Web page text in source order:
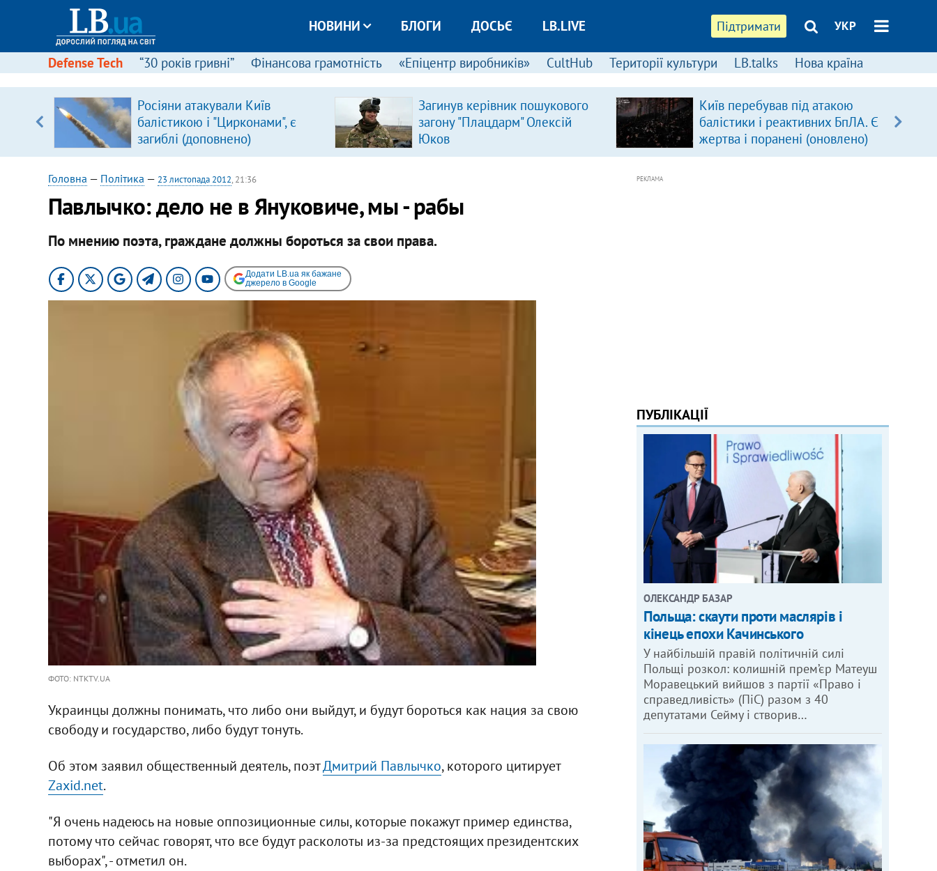
Підтримати УКР
НОВИНИ БЛОГИ ДОСЬЄ LB.LIVE
Defense Tech “30 років гривні” Фінансова грамотність «Епіцентр виробників» CultHub Території культури LB.talks Нова країна
Росіяни атакували Київ
балістикою і "Цирконами", є
загиблі (доповнено)
Загинув керівник пошукового
загону "Плацдарм" Олексій
Юков
Київ перебував під атакою
балістики і реактивних БпЛА. Є
жертва і поранені (оновлено)
Головна — Політика — 23 листопада 2012, 21:36
Павлычко: дело не в Януковиче, мы - рабы
По мнению поэта, граждане должны бороться за свои права.
Додати LB.ua як бажане
джерело в Google
ФОТО: NTKTV.UA
Украинцы должны понимать, что либо они выйдут, и будут бороться как нация за свою
свободу и государство, либо будут тонуть.
Об этом заявил общественный деятель, поэтДмитрий Павлычко, которого цитирует
Zaxid.net.
"Я очень надеюсь на новые оппозиционные силы, которые покажут пример единства,
потому что сейчас говорят, что все будут расколоты из-за предстоящих президентских
выборах", - отметил он.
РЕКЛАМА
ПУБЛІКАЦІЇ
ОЛЕКСАНДР БАЗАР
Польща: скаути проти маслярів і
кінець епохи Качинського
У найбільшій правій політичній силі
Польщі розкол: колишній прем’єр Матеуш
Моравецький вийшов з партії «Право і
справедливість» (ПіС) разом з 40
депутатами Сейму і створив…